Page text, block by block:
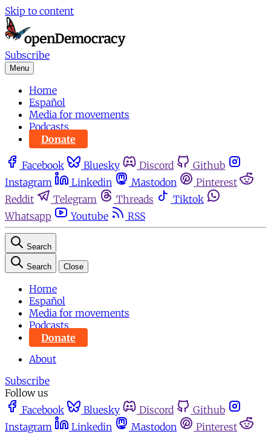
Skip to content
Subscribe
Menu
Home
Español
Media for movements
Podcasts
Donate
Facebook Bluesky Discord
Github
Instagram
Linkedin Mastodon
Pinterest
Reddit
Telegram Threads
Tiktok
Whatsapp
Youtube RSS
Search
Search Close
Home
Español
Media for movements
Podcasts
Donate
About
Subscribe
Follow us
Facebook
Bluesky Discord
Github
Instagram
Linkedin Mastodon
Pinterest